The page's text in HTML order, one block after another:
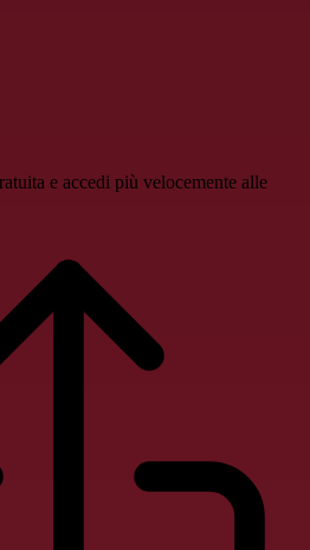
e accedi più velocemente alle